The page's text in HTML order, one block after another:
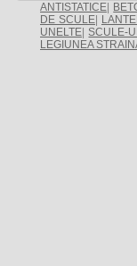
ANTISTATICE
DE SCULE
UNELTE SCULE-
LEGIUNEA